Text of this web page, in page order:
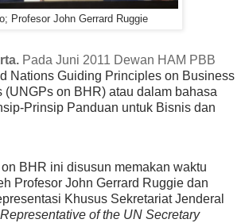
Profesor John Gerrard Ruggie
Pada Juni 2011 Dewan HAM PBB
Nations Guiding Principles on Business
(UNGPs on BHR) atau dalam bahasa
Prinsip Panduan untuk Bisnis dan
BHR ini disusun memakan waktu
Profesor John Gerrard Ruggie dan
Khusus Sekretariat Jenderal
of the UN Secretary